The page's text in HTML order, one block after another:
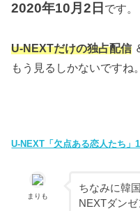
2020年10月2日 です。
U-NEXTだけの独占配信
もう見るしかないですね。
U-NEXT「欠点ある恋人たち」
まりも
ちなみに韓
NEXTダン